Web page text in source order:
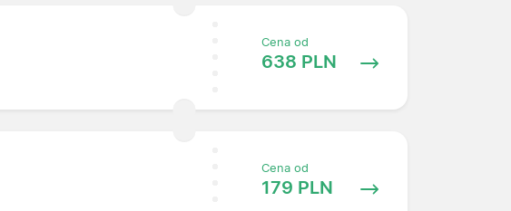
Cena od
638 PLN
Cena od
179 PLN